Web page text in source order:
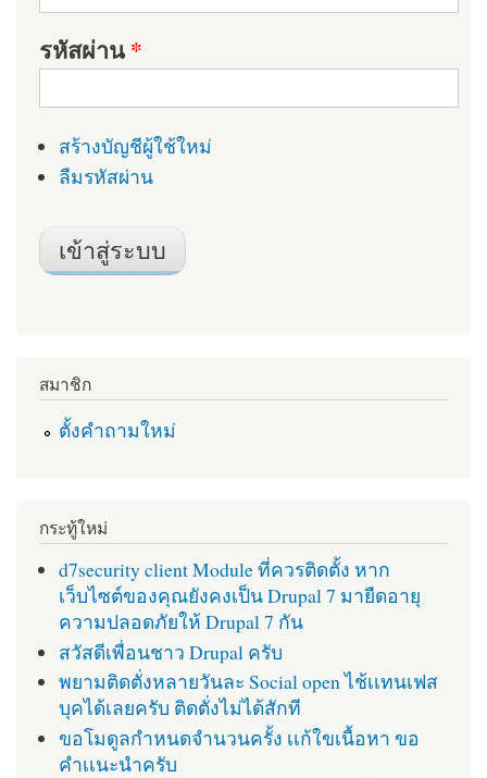
รหัสผ่าน*
สร้างบัญชีผู้ใช้ใหม่
ลืมรหัสผ่าน
สมาชิก
ตั้งคำถามใหม่
กระทู้ใหม่
d7security client Module ที่ควรติดตั้ง หาก
เว็บไซต์ของคุณยังคงเป็น Drupal 7 มายืดอายุ
ความปลอดภัยให้ Drupal 7 กัน
สวัสดีเพื่อนชาว Drupal ครับ
พยามติดตั่งหลายวันละ Social open ไช้เเทนเฟส
บุคได้เลยครับ ติดตั่งไม่ได้สักที
ขอโมดูลกำหนดจำนวนครั้ง เเก้ใขเนื้อหา ขอ
คำเเนะนำครับ